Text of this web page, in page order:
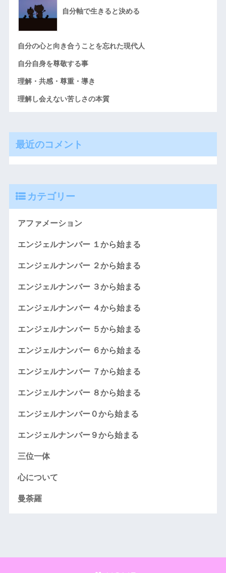
自分軸で生きると決める
自分の心と向き合うことを忘れた現代人
自分自身を尊敬する事
理解・共感・尊重・導き
理解し会えない苦しさの本質
最近のコメント
カテゴリー
アファメーション
エンジェルナンバー １から始まる
エンジェルナンバー ２から始まる
エンジェルナンバー ３から始まる
エンジェルナンバー ４から始まる
エンジェルナンバー ５から始まる
エンジェルナンバー ６から始まる
エンジェルナンバー ７から始まる
エンジェルナンバー ８から始まる
エンジェルナンバー０から始まる
エンジェルナンバー９から始まる
三位一体
心について
曼荼羅